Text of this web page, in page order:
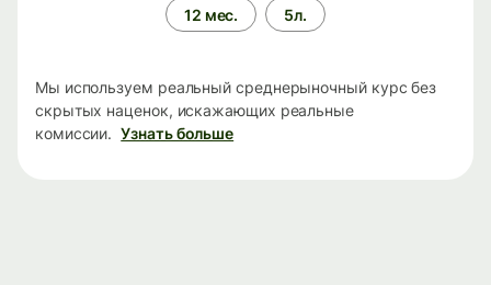
12 мес. 5л.
Мы используем реальный среднерыночный курс без
скрытых наценок, искажающих реальные
комиссии. Узнать больше